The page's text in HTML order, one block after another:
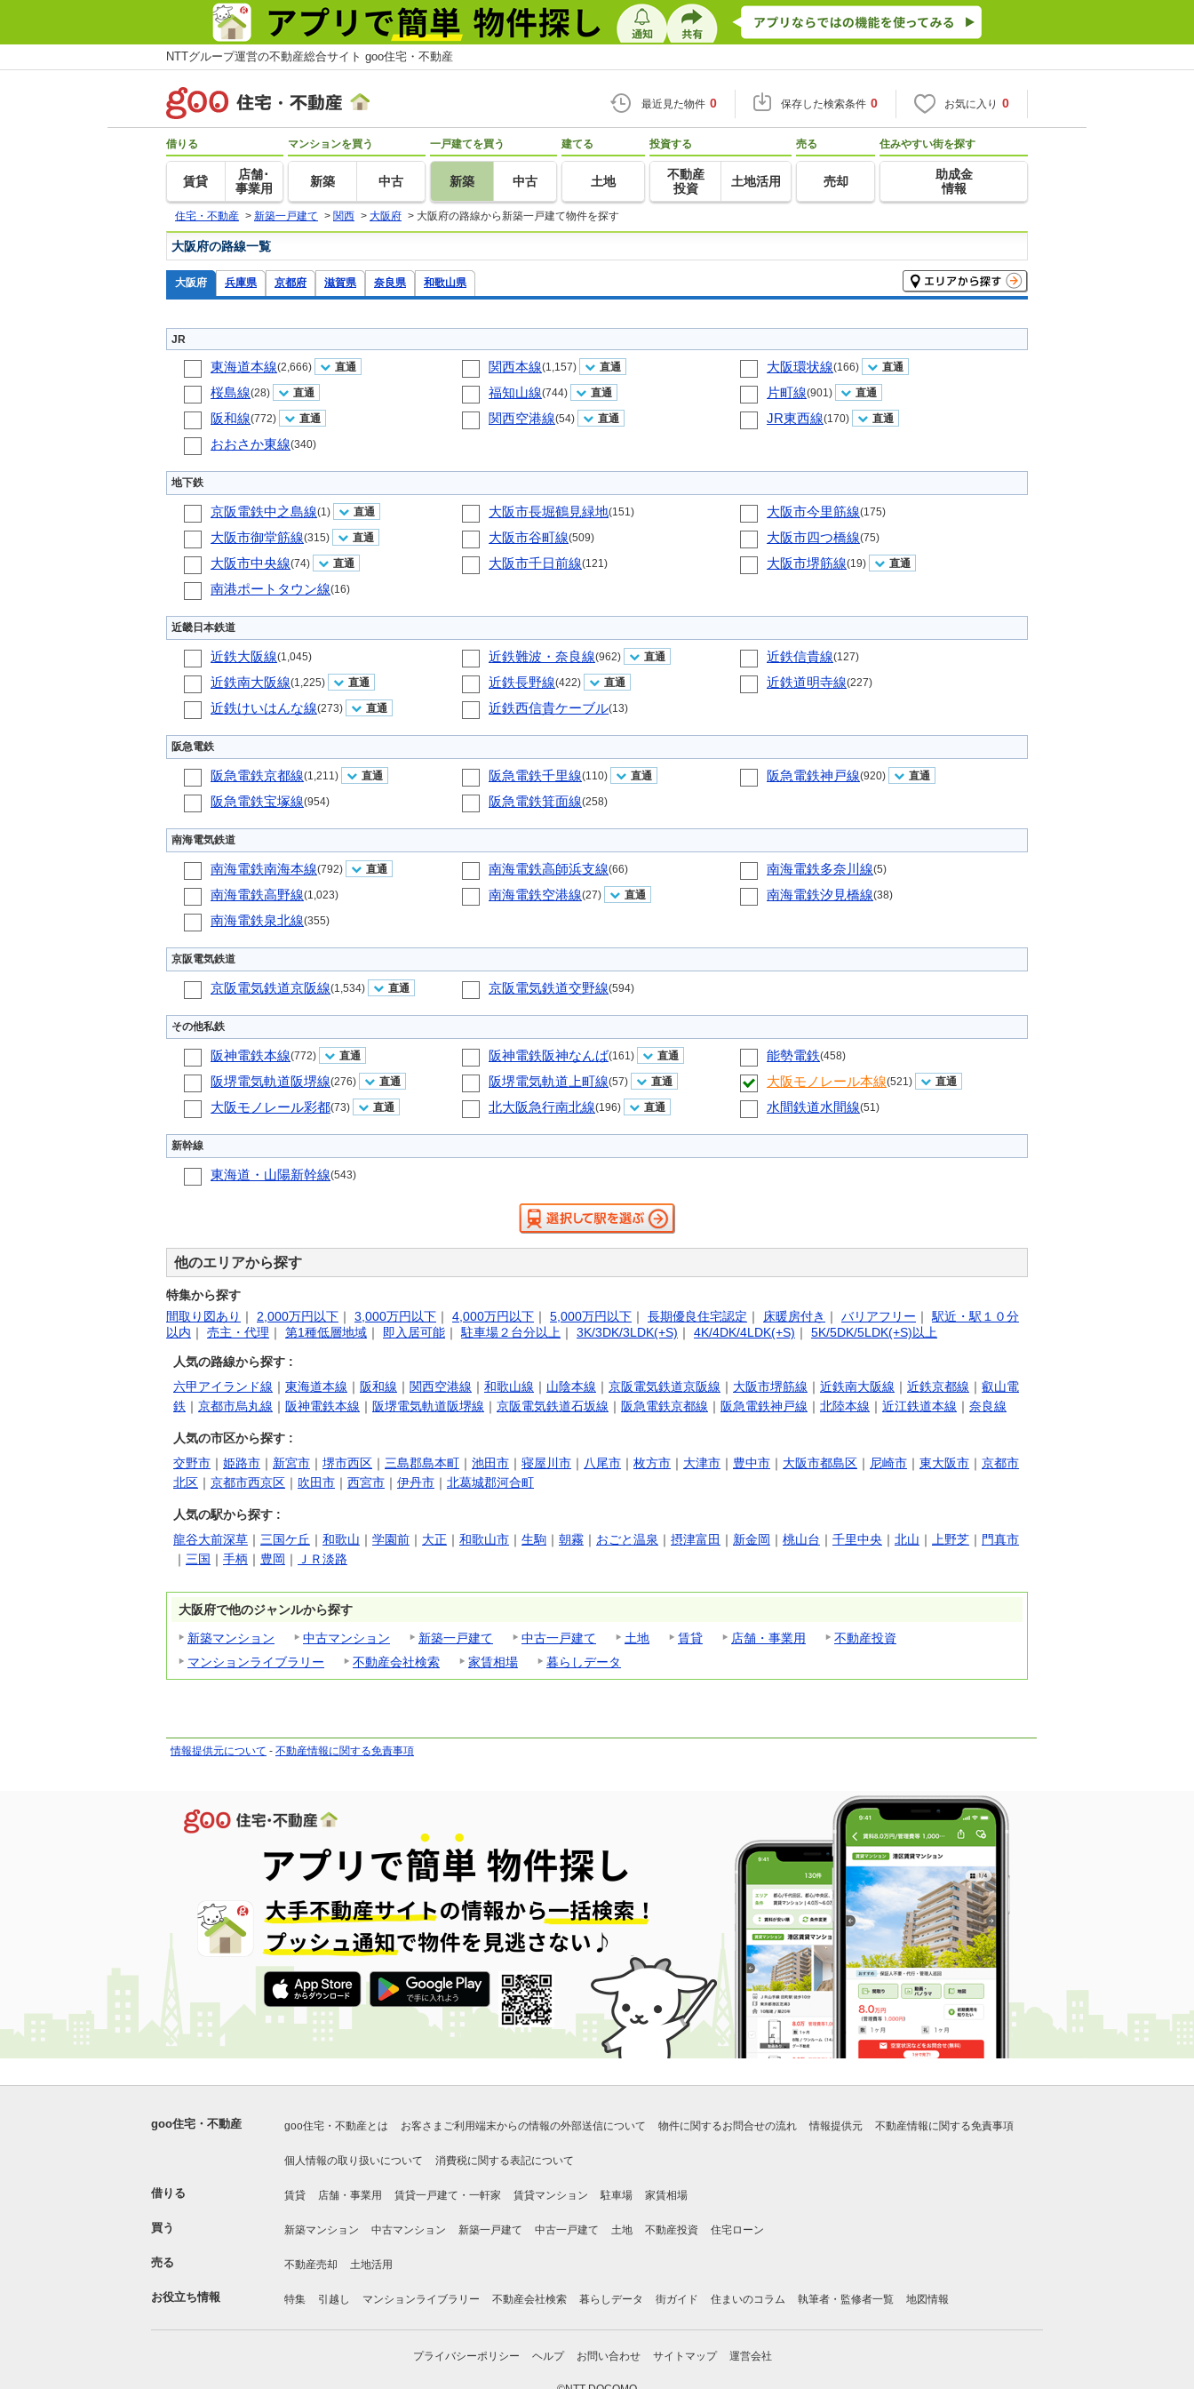
NTTグループ運営の不動産総合サイト goo住宅・不動産
最近見た物件 0 保存した検索条件 0 お気に入り 0
借りる
賃貸
店舗･
事業用
マンションを買う
新築 中古
一戸建てを買う
新築 中古
建てる
土地
投資する
不動産
投資
土地活用
売る
売却
住みやすい街を探す
助成金
情報
住宅・不動産 > 新築一戸建て > 関西 > 大阪府 > 大阪府の路線から新築一戸建て物件を探す
大阪府の路線一覧
大阪府 兵庫県 京都府 滋賀県 奈良県 和歌山県
JR
東海道本線(2,666) 直通 関西本線(1,157) 直通 大阪環状線(166) 直通
桜島線(28) 直通 福知山線(744) 直通 片町線(901) 直通
阪和線(772) 直通 関西空港線(54) 直通 JR東西線(170) 直通
おおさか東線(340)
地下鉄
京阪電鉄中之島線(1) 直通 大阪市長堀鶴見緑地(151) 大阪市今里筋線(175)
大阪市御堂筋線(315) 直通 大阪市谷町線(509) 大阪市四つ橋線(75)
大阪市中央線(74) 直通 大阪市千日前線(121) 大阪市堺筋線(19) 直通
南港ポートタウン線(16)
近畿日本鉄道
近鉄大阪線(1,045) 近鉄難波・奈良線(962) 直通 近鉄信貴線(127)
近鉄南大阪線(1,225) 直通 近鉄長野線(422) 直通 近鉄道明寺線(227)
近鉄けいはんな線(273) 直通 近鉄西信貴ケーブル(13)
阪急電鉄
阪急電鉄京都線(1,211) 直通 阪急電鉄千里線(110) 直通 阪急電鉄神戸線(920) 直通
阪急電鉄宝塚線(954) 阪急電鉄箕面線(258)
南海電気鉄道
南海電鉄南海本線(792) 直通 南海電鉄高師浜支線(66) 南海電鉄多奈川線(5)
南海電鉄高野線(1,023) 南海電鉄空港線(27) 直通 南海電鉄汐見橋線(38)
南海電鉄泉北線(355)
京阪電気鉄道
京阪電気鉄道京阪線(1,534) 直通 京阪電気鉄道交野線(594)
その他私鉄
阪神電鉄本線(772) 直通 阪神電鉄阪神なんば(161) 直通 能勢電鉄(458)
阪堺電気軌道阪堺線(276) 直通 阪堺電気軌道上町線(57) 直通 大阪モノレール本線(521) 直通
大阪モノレール彩都(73) 直通 北大阪急行南北線(196) 直通 水間鉄道水間線(51)
新幹線
東海道・山陽新幹線(543)
他のエリアから探す
特集から探す
間取り図あり ｜ 2,000万円以下 ｜ 3,000万円以下 ｜ 4,000万円以下 ｜ 5,000万円以下 ｜ 長期優良住宅認定 ｜ 床暖房付き ｜ バリアフリー ｜ 駅近・駅１０分
以内 ｜ 売主・代理 ｜ 第1種低層地域 ｜ 即入居可能 ｜ 駐車場２台分以上 ｜ 3K/3DK/3LDK(+S) ｜ 4K/4DK/4LDK(+S) ｜ 5K/5DK/5LDK(+S)以上
人気の路線から探す :
六甲アイランド線 ｜ 東海道本線 ｜ 阪和線 ｜ 関西空港線 ｜ 和歌山線 ｜ 山陰本線 ｜ 京阪電気鉄道京阪線 ｜ 大阪市堺筋線 ｜ 近鉄南大阪線 ｜ 近鉄京都線 ｜ 叡山電
鉄 ｜ 京都市烏丸線 ｜ 阪神電鉄本線 ｜ 阪堺電気軌道阪堺線 ｜ 京阪電気鉄道石坂線 ｜ 阪急電鉄京都線 ｜ 阪急電鉄神戸線 ｜ 北陸本線 ｜ 近江鉄道本線 ｜ 奈良線
人気の市区から探す :
交野市 ｜ 姫路市 ｜ 新宮市 ｜ 堺市西区 ｜ 三島郡島本町 ｜ 池田市 ｜ 寝屋川市 ｜ 八尾市 ｜ 枚方市 ｜ 大津市 ｜ 豊中市 ｜ 大阪市都島区 ｜ 尼崎市 ｜ 東大阪市 ｜ 京都市
北区 ｜ 京都市西京区 ｜ 吹田市 ｜ 西宮市 ｜ 伊丹市 ｜ 北葛城郡河合町
人気の駅から探す :
龍谷大前深草 ｜ 三国ケ丘 ｜ 和歌山 ｜ 学園前 ｜ 大正 ｜ 和歌山市 ｜ 生駒 ｜ 朝霧 ｜ おごと温泉 ｜ 摂津富田 ｜ 新金岡 ｜ 桃山台 ｜ 千里中央 ｜ 北山 ｜ 上野芝 ｜ 門真市
｜ 三国 ｜ 手柄 ｜ 豊岡 ｜ ＪＲ淡路
大阪府で他のジャンルから探す
新築マンション
中古マンション 新築一戸建て 中古一戸建て 土地 賃貸 店舗・事業用
不動産投資
マンションライブラリー
不動産会社検索 家賃相場 暮らしデータ
情報提供元について - 不動産情報に関する免責事項
goo住宅・不動産 goo住宅・不動産とは お客さまご利用端末からの情報の外部送信について 物件に関するお問合せの流れ 情報提供元 不動産情報に関する免責事項
個人情報の取り扱いについて 消費税に関する表記について
借りる 賃貸 店舗・事業用 賃貸一戸建て・一軒家 賃貸マンション 駐車場 家賃相場
買う 新築マンション 中古マンション 新築一戸建て 中古一戸建て 土地 不動産投資 住宅ローン
売る 不動産売却 土地活用
お役立ち情報 特集 引越し マンションライブラリー 不動産会社検索 暮らしデータ 街ガイド 住まいのコラム 執筆者・監修者一覧 地図情報
プライバシーポリシー ヘルプ お問い合わせ サイトマップ 運営会社